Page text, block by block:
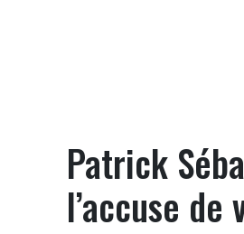
Patrick
l’accuse